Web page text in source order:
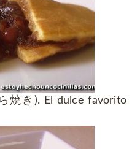
焼き). El dulce favorito